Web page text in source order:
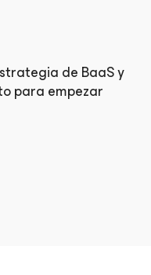
de BaaS y
para empezar